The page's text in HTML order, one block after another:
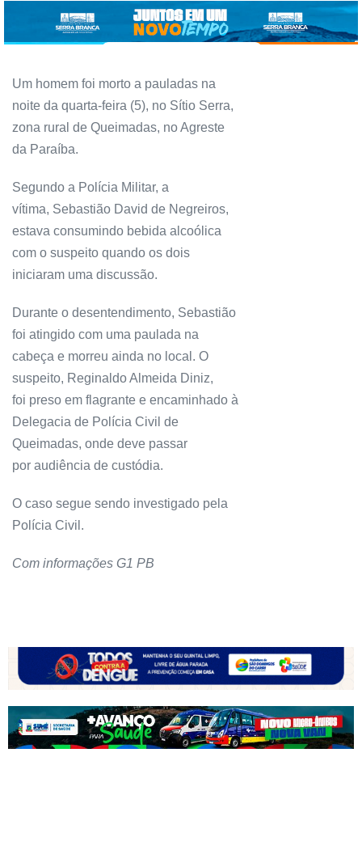
Um homem foi morto a pauladas na
noite da quarta-feira (5), no Sítio Serra,
zona rural de Queimadas, no Agreste
da Paraíba.
Segundo a Polícia Militar, a
vítima, Sebastião David de Negreiros,
estava consumindo bebida alcoólica
com o suspeito quando os dois
iniciaram uma discussão.
Durante o desentendimento, Sebastião
foi atingido com uma paulada na
cabeça e morreu ainda no local. O
suspeito, Reginaldo Almeida Diniz,
foi preso em flagrante e encaminhado à
Delegacia de Polícia Civil de
Queimadas, onde deve passar
por audiência de custódia.
O caso segue sendo investigado pela
Polícia Civil.
Com informações G1 PB